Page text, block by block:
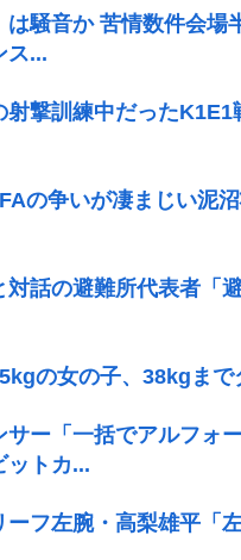
は騒音か 苦情数件会
ス...
射撃訓練中だった
の争いが凄まじい泥
対話の避難所代表者「
の女の子、38kgま
サー「一括でアルフォ
ットカ...
ーフ左腕・高梨雄平「